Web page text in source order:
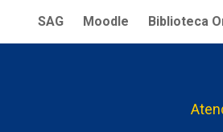
SAG Moodle Biblioteca